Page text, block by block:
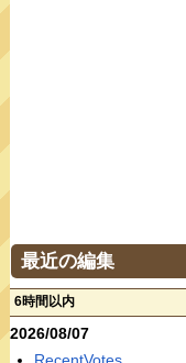
最近の編集
6時間以内
2026/08/07